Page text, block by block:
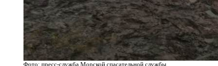
Фото: пресс-служба Морской спасательной службы